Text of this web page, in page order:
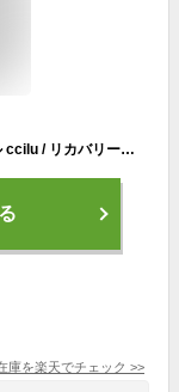
【送料無料】チル ステッピングストーンサンダル ccilu / リカバリーサンダル スポーツ メンズ レディース オフィス 指圧 3WAY リフレクソロジー 足つぼ 健康 サンダル 健康スリッパ オフィス 足裏 足うら マッサージ 室内 屋外 足ツボサンダル リラックス 血行促進
庫を楽天でチェック >>